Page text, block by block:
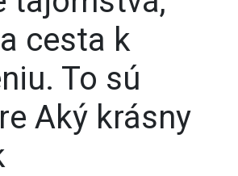
cesta k
To sú
Aký krásny